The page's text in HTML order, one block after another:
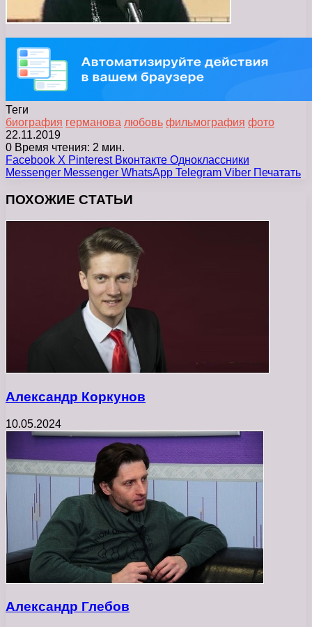
Теги
биография германова любовь фильмография фото
22.11.2019
0 Время чтения: 2 мин.
Facebook X Pinterest Вконтакте Одноклассники
Messenger Messenger WhatsApp Telegram Viber Печатать
ПОХОЖИЕ СТАТЬИ
Александр Коркунов
10.05.2024
Александр Глебов